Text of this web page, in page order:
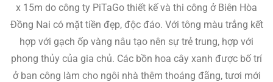
x 15m do công ty PiTaGo thiết kế và thi công ở Biên Hòa
Đồng Nai có mặt tiền đẹp, độc đáo. Với tông màu trắng kết
hợp với gạch ốp vàng nâu tạo nên sự trẻ trung, hợp với
phong thủy của gia chủ. Các bồn hoa cây xanh được bố trí
ở ban công làm cho ngôi nhà thêm thoáng đãng, tươi mới